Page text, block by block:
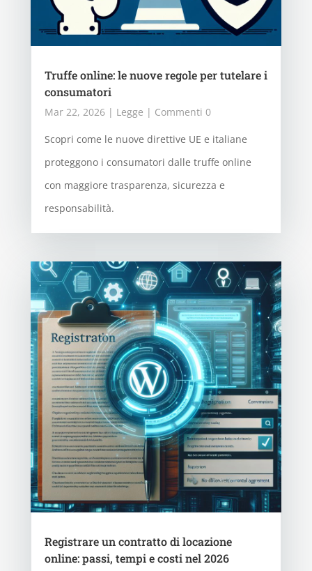
Truffe online: le nuove regole per tutelare i
consumatori
Mar 22, 2026| Legge | Commenti 0
Scopri come le nuove direttive UE e italiane
proteggono i consumatori dalle truffe online
con maggiore trasparenza, sicurezza e
responsabilità.
Registrare un contratto di locazione
online: passi, tempi e costi nel 2026